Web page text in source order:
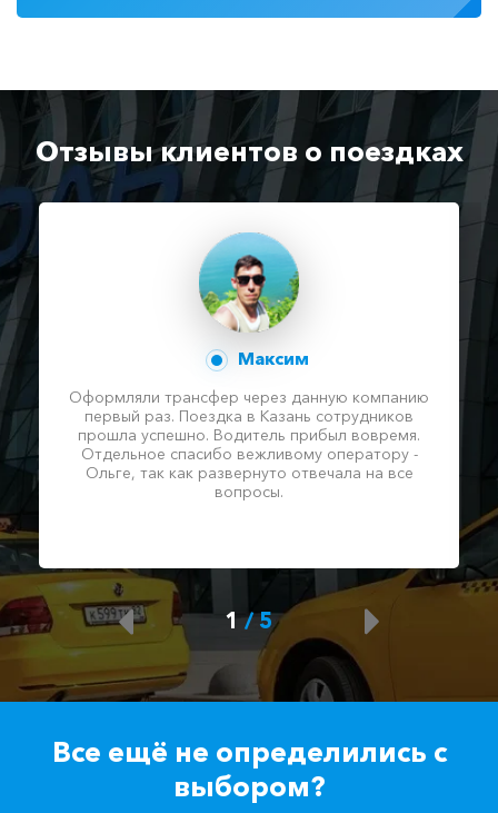
Отзывы клиентов о поездках
Максим
Оформляли трансфер через данную компанию
первый раз. Поездка в Казань сотрудников
прошла успешно. Водитель прибыл вовремя.
Отдельное спасибо вежливому оператору -
Ольге, так как развернуто отвечала на все
вопросы.
1/5
Все ещё не определились с
выбором?